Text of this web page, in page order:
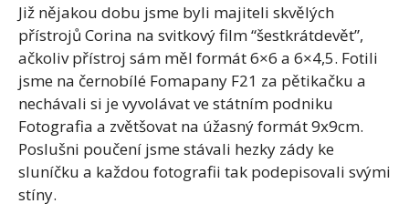
Již nějakou dobu jsme byli majiteli skvělých
přístrojů Corina na svitkový film “šestkrátdevět”,
ačkoliv přístroj sám měl formát 6×6 a 6×4,5. Fotili
jsme na černobílé Fomapany F21 za pětikačku a
nechávali si je vyvolávat ve státním podniku
Fotografia a zvětšovat na úžasný formát 9x9cm.
Poslušni poučení jsme stávali hezky zády ke
sluníčku a každou fotografii tak podepisovali svými
stíny.